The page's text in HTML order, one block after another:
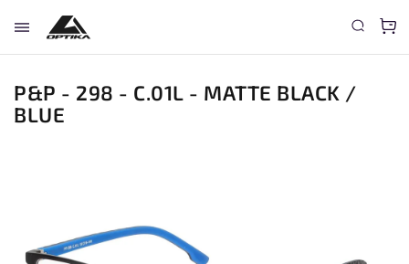
P&P - 298 - C.01L - MATTE BLACK /
BLUE